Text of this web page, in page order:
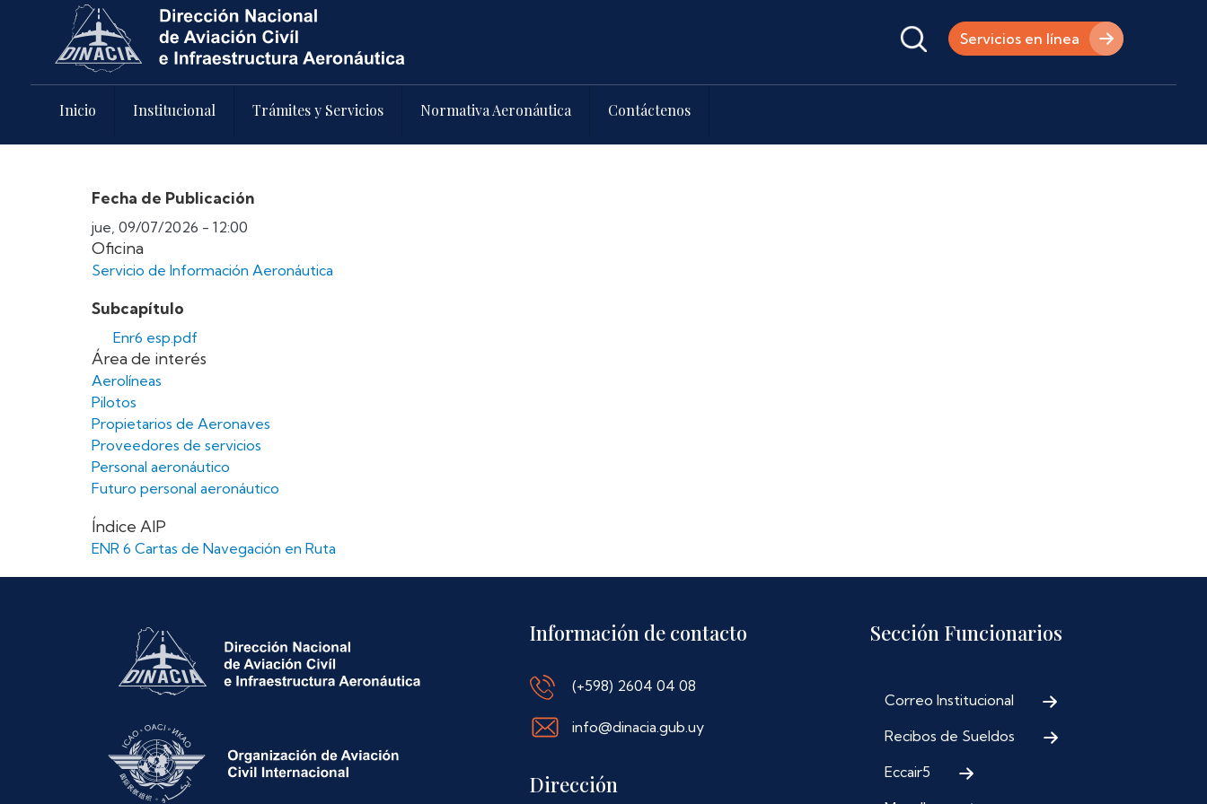
Pasar al contenido principal
Servicios en línea
Inicio Institucional Trámites y Servicios Normativa Aeronáutica Contáctenos
Fecha de Publicación
jue, 09/07/2026 - 12:00
Oficina
Servicio de Información Aeronáutica
Subcapítulo
Enr6 esp.pdf
Área de interés
Aerolíneas
Pilotos
Propietarios de Aeronaves
Proveedores de servicios
Personal aeronáutico
Futuro personal aeronáutico
Índice AIP
ENR 6 Cartas de Navegación en Ruta
Información de contacto
(+598) 2604 04 08
info@dinacia.gub.uy
Dirección
Sección Funcionarios
Correo Institucional
Recibos de Sueldos
Eccair5